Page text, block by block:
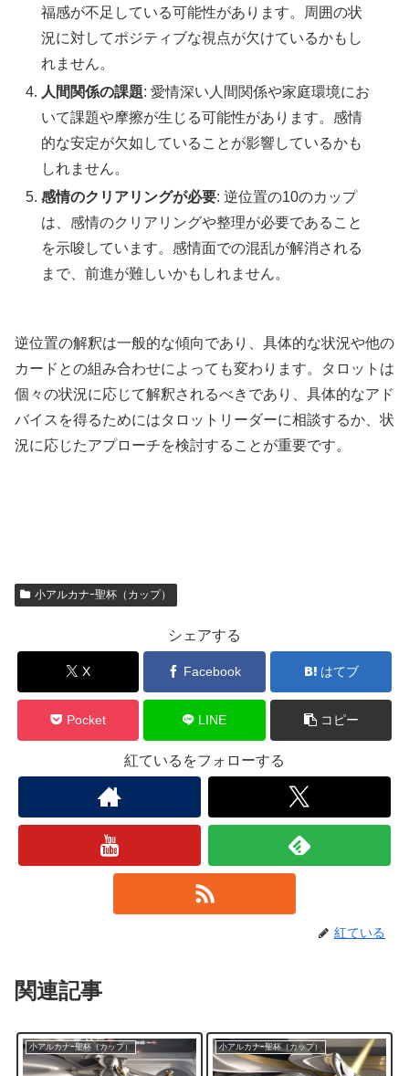
福感が不足している可能性があります。周囲の状
況に対してポジティブな視点が欠けているかもし
れません。
人間関係の課題: 愛情深い人間関係や家庭環境にお
いて課題や摩擦が生じる可能性があります。感情
的な安定が欠如していることが影響しているかも
しれません。
感情のクリアリングが必要: 逆位置の10のカップ
は、感情のクリアリングや整理が必要であること
を示唆しています。感情面での混乱が解消される
まで、前進が難しいかもしれません。
逆位置の解釈は一般的な傾向であり、具体的な状況や他の
カードとの組み合わせによっても変わります。タロットは
個々の状況に応じて解釈されるべきであり、具体的なアド
バイスを得るためにはタロットリーダーに相談するか、状
況に応じたアプローチを検討することが重要です。
小アルカナｰ聖杯（カップ）
シェアする
X Facebook はてブ
Pocket LINE コピー
紅ているをフォローする
紅ている
関連記事
小アルカナｰ聖杯（カップ） 小アルカナｰ聖杯（カップ）